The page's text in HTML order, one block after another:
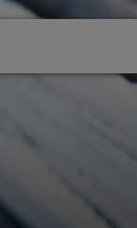
Aktionen der